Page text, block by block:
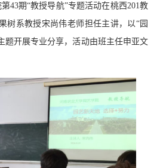
43期“教授导航”专题活动在桃西201教
树系教授宋尚伟老师担任主讲，以“园
题开展专业分享，活动由班主任申亚文